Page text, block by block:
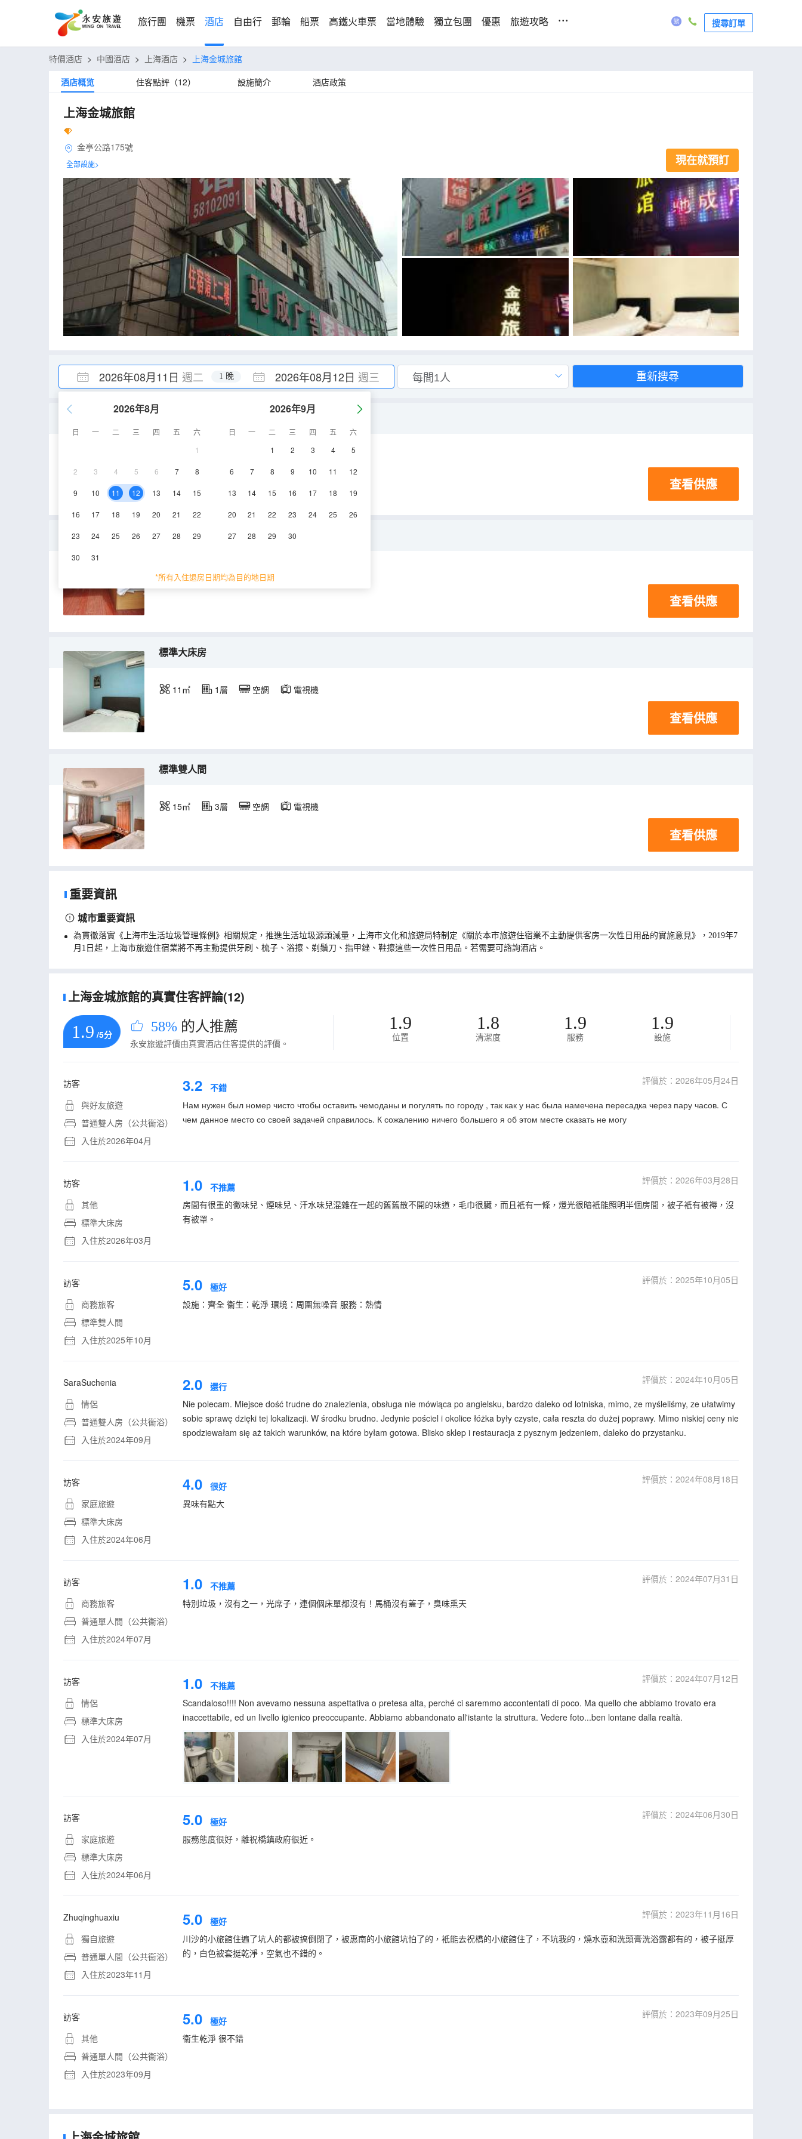
旅行團 機票 酒店 自由行 郵輪 船票 高鐵火車票 當地體驗 獨立包團 優惠 旅遊攻略 ... 搜尋訂單
特價酒店 > 中國酒店 > 上海酒店 >
上海金城旅館
酒店概览
住客點評（12） 設施簡介 酒店政策
上海金城旅館
金亭公路175號
全部設施> 現在就預訂
2026年08月11日 週二 2026年08月12日 週三
1 晚
2026年8月
日 一 二 三 四 五
六
1
2 3 4 5 6 7 8
9 10 11 12 13 14 15
16 17 18 19 20 21 22
23 24 25 26 27 28 29
30 31
2026年9月
日 一 二 三 四 五
六
1
2 3 4 5
6 7 8 9 10 11 12
13 14 15 16 17 18 19
20 21 22 23 24 25 26
27 28 29 30
*所有入住退房日期均為目的地日期
重新搜尋
電視機
查看供應
普通單人間(公共衞浴)
11㎡ 1層 電視機
查看供應
標準大床房
11㎡ 1層 空調 電視機
查看供應
標準雙人間
15㎡ 3層 空調 電視機
查看供應
重要資訊
城市重要資訊
為貫徹落實《上海市生活垃圾管理條例》相關規定，推進生活垃圾源頭減量，上海市文化和旅遊局特制定《關於本市旅遊住宿業不主動提供客房一次性日用品的實施意見》，2019年7
月1日起，上海市旅遊住宿業將不再主動提供牙刷、梳子、浴擦、剃鬚刀、指甲銼、鞋擦這些一次性日用品。若需要可諮詢酒店。
上海金城旅館的真實住客評論(12)
1.9 /5分 58% 的人推薦
永安旅遊評價由真實酒店住客提供的評價。
1.9
位置
1.8
清潔度
1.9
服務
1.9
設施
訪客
與好友旅遊
普通雙人房（公共衞浴）
入住於2026年04月
3.2 不錯
評價於：2026年05月24日
Нам нужен был номер чисто чтобы оставить чемоданы и погулять по городу , так как у нас была намечена пересадка через пару часов. С
чем данное место со своей задачей справилось. К сожалению ничего большего я об этом месте сказать не могу
訪客
其他
標準大床房
入住於2026年03月
1.0 不推薦
評價於：2026年03月28日
房間有很重的黴味兒、煙味兒、汗水味兒混雜在一起的舊舊散不開的味道，毛巾很臟，而且衹有一條，燈光很暗衹能照明半個房間，被子衹有被褥，沒
有被罩。
訪客
商務旅客
標準雙人間
入住於2025年10月
5.0 極好
評價於：2025年10月05日
設施：齊全 衞生：乾淨 環境：周圍無噪音 服務：熱情
SaraSuchenia
情侶
普通雙人房（公共衞浴）
入住於2024年09月
2.0 還行
評價於：2024年10月05日
Nie polecam. Miejsce dość trudne do znalezienia, obsługa nie mówiąca po angielsku, bardzo daleko od lotniska, mimo, ze myśleliśmy, ze ułatwimy
sobie sprawę dzięki tej lokalizacji. W środku brudno. Jedynie pościel i okolice łóżka były czyste, cała reszta do dużej poprawy. Mimo niskiej ceny nie
spodziewałam się aż takich warunków, na które byłam gotowa. Blisko sklep i restauracja z pysznym jedzeniem, daleko do przystanku.
訪客
家庭旅遊
標準大床房
入住於2024年06月
4.0 很好
評價於：2024年08月18日
異味有點大
訪客
商務旅客
普通單人間（公共衞浴）
入住於2024年07月
1.0 不推薦
評價於：2024年07月31日
特別垃圾，沒有之一，光席子，連個個床單都沒有！馬桶沒有蓋子，臭味熏天
訪客
情侶
標準大床房
入住於2024年07月
1.0 不推薦
評價於：2024年07月12日
Scandaloso!!!! Non avevamo nessuna aspettativa o pretesa alta, perché ci saremmo accontentati di poco. Ma quello che abbiamo trovato era
inaccettabile, ed un livello igienico preoccupante. Abbiamo abbandonato all'istante la struttura. Vedere foto...ben lontane dalla realtà.
訪客
家庭旅遊
標準大床房
入住於2024年06月
5.0 極好
評價於：2024年06月30日
服務態度很好，離祝橋鎮政府很近。
Zhuqinghuaxiu
獨自旅遊
普通單人間（公共衞浴）
入住於2023年11月
5.0 極好
評價於：2023年11月16日
川沙的小旅館住遍了坑人的都被搞倒閉了，被惠南的小旅館坑怕了的，衹能去祝橋的小旅館住了，不坑我的，燒水壺和洗頭膏洗浴露都有的，被子挺厚
的，白色被套挺乾淨，空氣也不錯的。
訪客
其他
普通單人間（公共衞浴）
入住於2023年09月
5.0 極好
評價於：2023年09月25日
衞生乾淨 很不錯